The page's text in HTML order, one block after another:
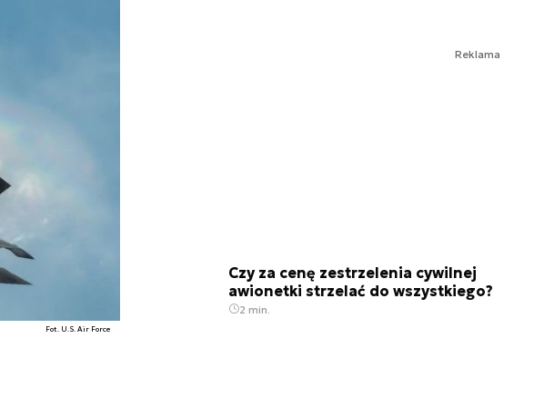
Fot. U.S. Air Force
Reklama
Czy za cenę zestrzelenia cywilnej
awionetki strzelać do wszystkiego?
2 min.